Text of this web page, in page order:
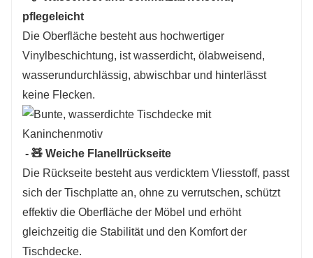
pflegeleicht
Die Oberfläche besteht aus hochwertiger
Vinylbeschichtung, ist wasserdicht, ölabweisend,
wasserundurchlässig, abwischbar und hinterlässt
keine Flecken.
- 🧸 Weiche Flanellrückseite
Die Rückseite besteht aus verdicktem Vliesstoff, passt
sich der Tischplatte an, ohne zu verrutschen, schützt
effektiv die Oberfläche der Möbel und erhöht
gleichzeitig die Stabilität und den Komfort der
Tischdecke.